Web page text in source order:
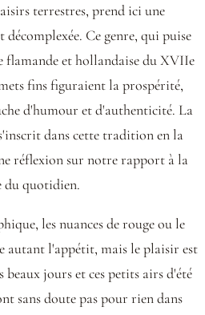
terrestres, prend ici une
Ce genre, qui puise
flamande et hollandaise du XVIIe
fins figuraient la prospérité,
d'humour et d'authenticité. La
dans cette tradition en la
réflexion sur notre rapport à la
du quotidien.
les nuances de rouge ou le
autant l'appétit, mais le plaisir est
jours et ces petits airs d'été
sans doute pas pour rien dans